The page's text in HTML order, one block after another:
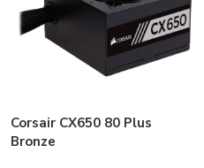
Corsair CX650 80 Plus
Bronze